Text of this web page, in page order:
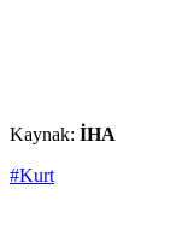
Kaynak: İHA
#Kurt